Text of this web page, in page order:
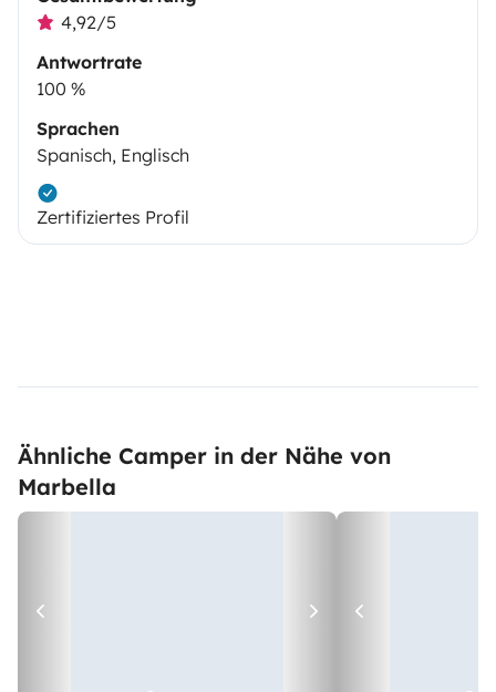
4,92/5
Antwortrate
100 %
Sprachen
Spanisch, Englisch
Zertifiziertes Profil
Ähnliche Camper in der Nähe von
Marbella